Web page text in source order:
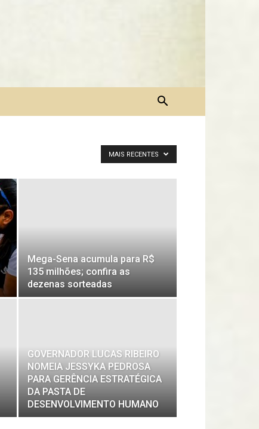
MAIS RECENTES
Mega-Sena acumula para R$
135 milhões; confira as
dezenas sorteadas
GOVERNADOR LUCAS RIBEIRO
NOMEIA JESSYKA PEDROSA
PARA GERÊNCIA ESTRATÉGICA
DA PASTA DE
DESENVOLVIMENTO HUMANO